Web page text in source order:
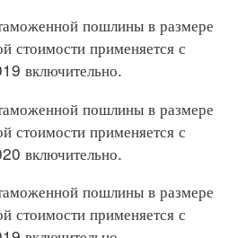
пошлины в размере
стоимости применяется с
включительно.
пошлины в размере
стоимости применяется с
включительно.
пошлины в размере
стоимости применяется с